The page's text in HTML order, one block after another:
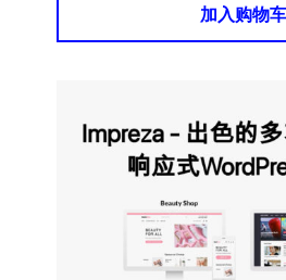
加入购物车